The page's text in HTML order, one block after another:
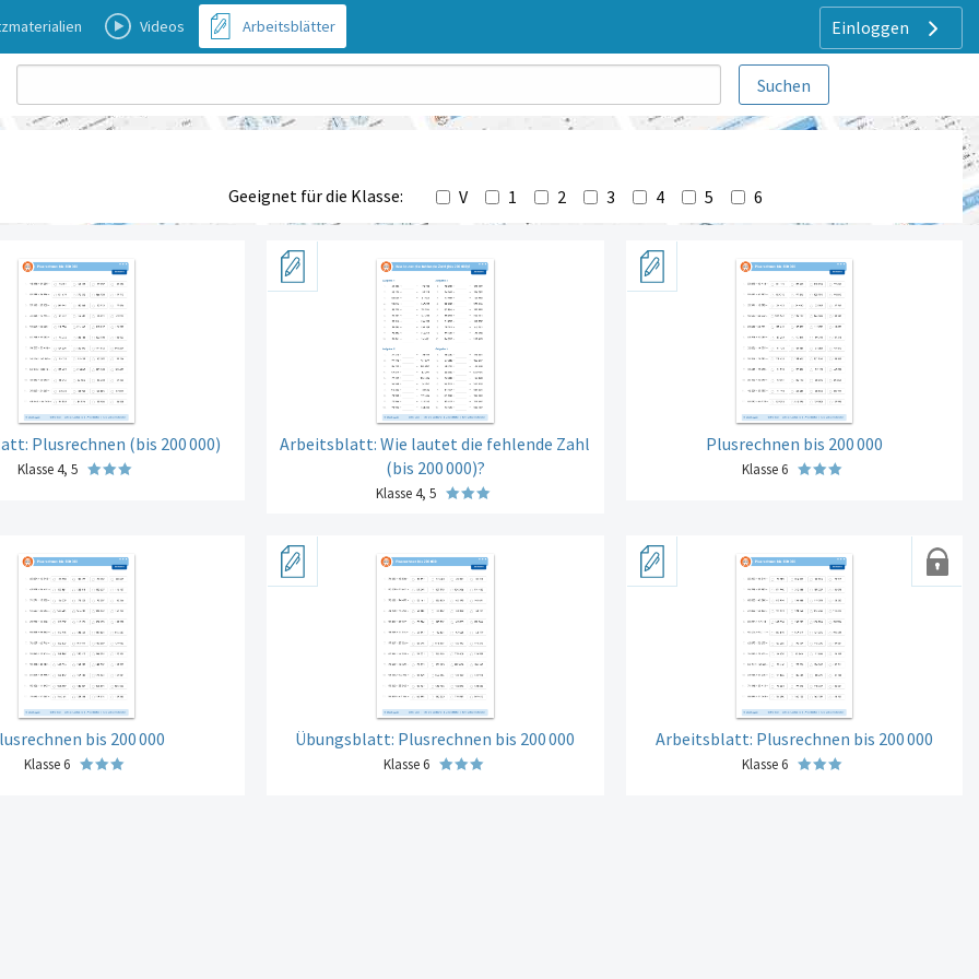
Einloggen
Videos Arbeitsblätter
Geeignet für die Klasse: V 1 2 3 4 5 6
Plusrechnen (bis 200000)
Klasse 4, 5
Arbeitsblatt: Wie lautet die fehlende Zahl
(bis 200000)?
Klasse 4, 5
Plusrechnen bis 200000
Klasse 6
bis 200000
Klasse 6
Übungsblatt: Plusrechnen bis 200000
Klasse 6
Arbeitsblatt: Plusrechnen bis 200000
Klasse 6